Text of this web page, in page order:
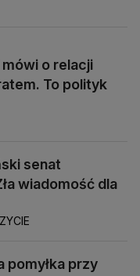
o relacji
To polityk
senat
wiadomość dla
pomyłka przy